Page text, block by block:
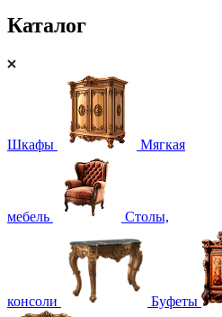
Каталог
Шкафы Мягкая
мебель Столы,
консоли Буфеты